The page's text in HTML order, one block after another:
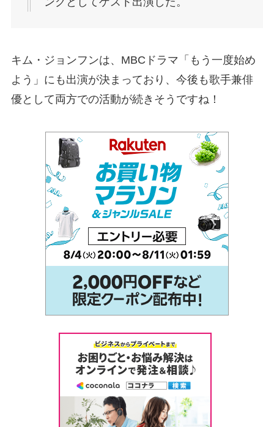
キム・ジョンフンは、MBCドラマ「もう一度始め
よう」にも出演が決まっており、今後も歌手兼俳
優として両方での活動が続きそうですね！